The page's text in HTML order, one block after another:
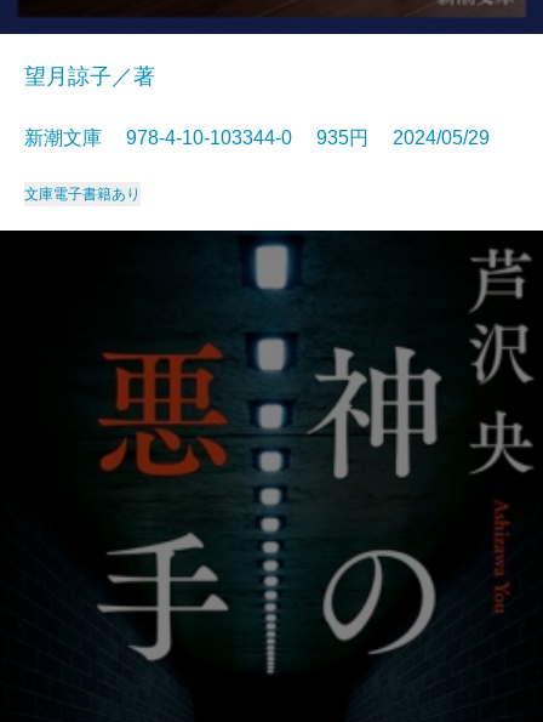
望月諒子／著
新潮文庫 978-4-10-103344-0 935円 2024/05/29
文庫電子書籍あり